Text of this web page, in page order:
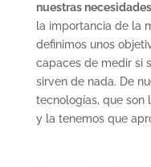
nuestras
la importancia de la
definimos unos
capaces de medir si
sirven de nada. De
tecnologías, que son
y la tenemos que